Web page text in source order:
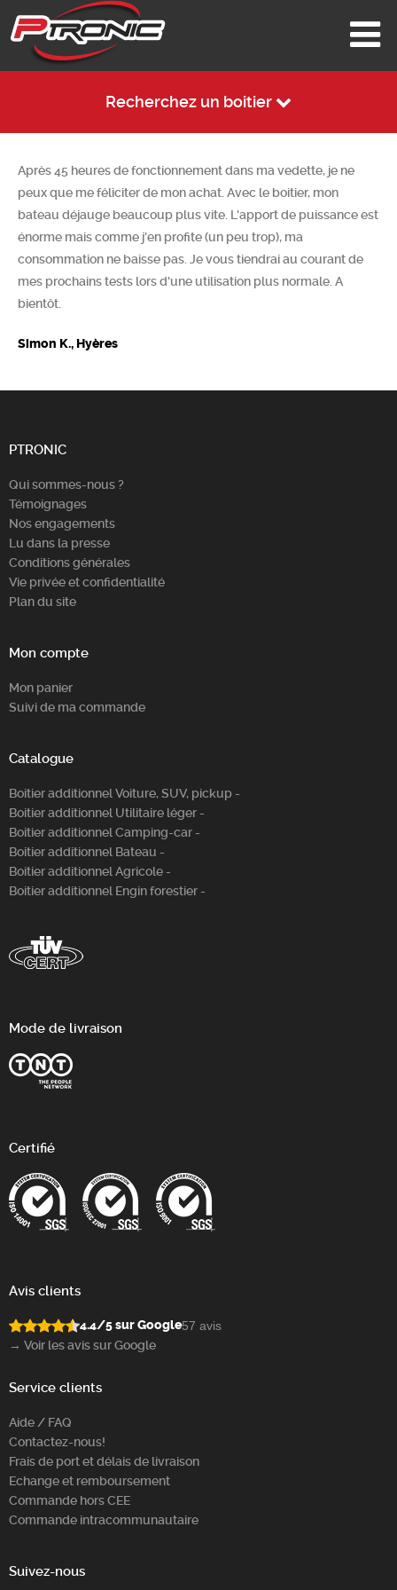
Recherchez un boitier
Après 45 heures de fonctionnement dans ma vedette, je ne
peux que me féliciter de mon achat. Avec le boitier, mon
bateau déjauge beaucoup plus vite. L'apport de puissance est
énorme mais comme j'en profite (un peu trop), ma
consommation ne baisse pas. Je vous tiendrai au courant de
mes prochains tests lors d'une utilisation plus normale. A
bientôt.
Simon K., Hyères
PTRONIC
Qui sommes-nous ?
Témoignages
Nos engagements
Lu dans la presse
Conditions générales
Vie privée et confidentialité
Plan du site
Mon compte
Mon panier
Suivi de ma commande
Catalogue
Boitier additionnel Voiture, SUV, pickup -
Boitier additionnel Utilitaire léger -
Boitier additionnel Camping-car -
Boitier additionnel Bateau -
Boitier additionnel Agricole -
Boitier additionnel Engin forestier -
Mode de livraison
Certifié
Avis clients
4.4/5 sur Google57 avis
→ Voir les avis sur Google
Service clients
Aide / FAQ
Contactez-nous!
Frais de port et délais de livraison
Echange et remboursement
Commande hors CEE
Commande intracommunautaire
Suivez-nous